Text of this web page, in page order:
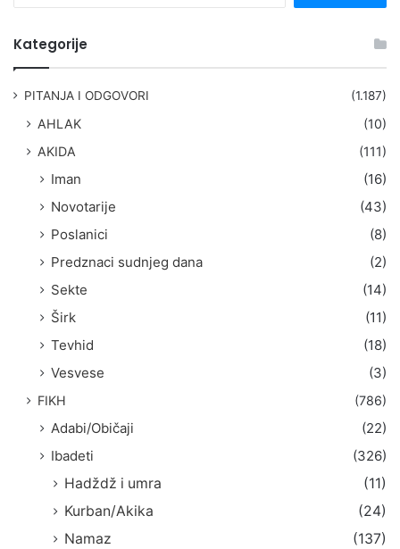
Kategorije
PITANJA I ODGOVORI (1.187)
AHLAK
(10)
AKIDA
(111)
Iman
(16)
Novotarije
(43)
Poslanici
(8)
Predznaci sudnjeg dana
(2)
Sekte
(14)
Širk
(11)
Tevhid
(18)
Vesvese
(3)
FIKH (786)
Adabi/Običaji
(22)
Ibadeti
(326)
Hadždž i umra
(11)
Kurban/Akika
(24)
Namaz
(137)